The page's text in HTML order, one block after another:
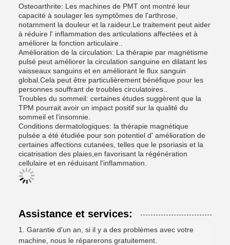
Osteoarthrite: Les machines de PMT ont montré leur
capacité à soulager les symptômes de l'arthrose,
notamment la douleur et la raideur.Le traitement peut aider
à réduire l' inflammation des articulations affectées et à
améliorer la fonction articulaire..
Amélioration de la circulation: La thérapie par magnétisme
pulsé peut améliorer la circulation sanguine en dilatant les
vaisseaux sanguins et en améliorant le flux sanguin
global.Cela peut être particulièrement bénéfique pour les
personnes souffrant de troubles circulatoires..
Troubles du sommeil: certaines études suggèrent que la
TPM pourrait avoir un impact positif sur la qualité du
sommeil et l'insomnie.
Conditions dermatologiques: la thérapie magnétique
pulsée a été étudiée pour son potentiel d' amélioration de
certaines affections cutanées, telles que le psoriasis et la
cicatrisation des plaies,en favorisant la régénération
cellulaire et en réduisant l'inflammation.
Assistance et services:
1. Garantie d'un an, si il y a des problèmes avec votre
machine, nous le réparerons gratuitement.